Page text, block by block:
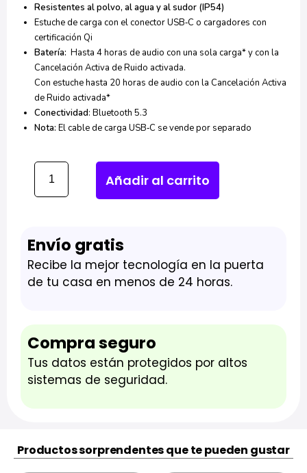
Resistentes al polvo, al agua y al sudor (IP54)
Estuche de carga con el conector USB‑C o cargadores con
certificación Qi
Batería: Hasta 4 horas de audio con una sola carga* y con la
Cancelación Activa de Ruido activada.
Con estuche hasta 20 horas de audio con la Cancelación Activa
de Ruido activada*
Conectividad: Bluetooth 5.3
Nota: El cable de carga USB‑C se vende por separado
Añadir al carrito
Envío gratis
Recibe la mejor tecnología en la puerta
de tu casa en menos de 24 horas.
Compra seguro
Tus datos están protegidos por altos
sistemas de seguridad.
Productos sorprendentes que te pueden gustar